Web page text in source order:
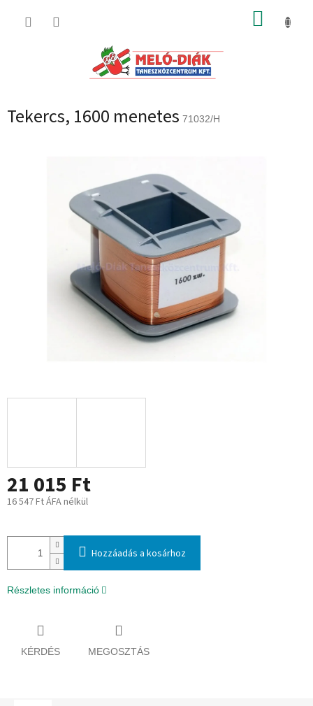
KOSÁR
Tekercs, 1600 menetes 71032/H
21 015 Ft
16 547 Ft ÁFA nélkül
Hozzáadás a kosárhoz
Részletes információ
KÉRDÉS MEGOSZTÁS